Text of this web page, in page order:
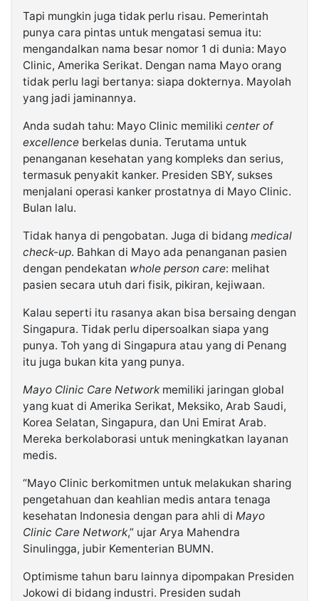
Tapi mungkin juga tidak perlu risau. Pemerintah
punya cara pintas untuk mengatasi semua itu:
mengandalkan nama besar nomor 1 di dunia: Mayo
Clinic, Amerika Serikat. Dengan nama Mayo orang
tidak perlu lagi bertanya: siapa dokternya. Mayolah
yang jadi jaminannya.
Anda sudah tahu: Mayo Clinic memiliki center of
excellence berkelas dunia. Terutama untuk
penanganan kesehatan yang kompleks dan serius,
termasuk penyakit kanker. Presiden SBY, sukses
menjalani operasi kanker prostatnya di Mayo Clinic.
Bulan lalu.
Tidak hanya di pengobatan. Juga di bidang medical
check-up. Bahkan di Mayo ada penanganan pasien
dengan pendekatan whole person care: melihat
pasien secara utuh dari fisik, pikiran, kejiwaan.
Kalau seperti itu rasanya akan bisa bersaing dengan
Singapura. Tidak perlu dipersoalkan siapa yang
punya. Toh yang di Singapura atau yang di Penang
itu juga bukan kita yang punya.
Mayo Clinic Care Networkmemiliki jaringan global
yang kuat di Amerika Serikat, Meksiko, Arab Saudi,
Korea Selatan, Singapura, dan Uni Emirat Arab.
Mereka berkolaborasi untuk meningkatkan layanan
medis.
“Mayo Clinic berkomitmen untuk melakukan sharing
pengetahuan dan keahlian medis antara tenaga
kesehatan Indonesia dengan para ahli di Mayo
Clinic Care Network,” ujar Arya Mahendra
Sinulingga, jubir Kementerian BUMN.
Optimisme tahun baru lainnya dipompakan Presiden
Jokowi di bidang industri. Presiden sudah